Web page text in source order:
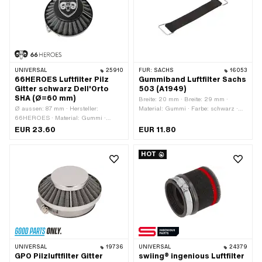
UNIVERSAL 25910
66HEROES Luftfilter Pilz
Gitter schwarz Dell'Orto
SHA (Ø=60 mm)
Ø aussen: 87 mm · Hersteller:
66HEROES · Material: Gummi ·
Material: Metall · Farbe: schwarz ·
geklemmt · Länge Gummiteil: 18 mm ·
Länge Filterteil: 28 mm · Ø Anschluss
innen: 60 mm · Anwendungsbereich:
Tuning · Getarnt: Nein
EUR 23.60
FÜR: SACHS 16053
Gummiband Luftfilter Sachs
503 (A1949)
Breite: 20 mm · Breite: 29 mm ·
Material: Gummi · Farbe: schwarz ·
Befestigungspunkte: 2 Stk.
EUR 11.80
UNIVERSAL 19736
GPO Pilzluftfilter Gitter
HOT
UNIVERSAL 24379
swiing® ingenious Luftfilter